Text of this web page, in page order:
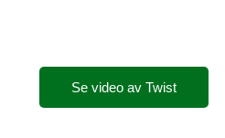
Se video av Twist